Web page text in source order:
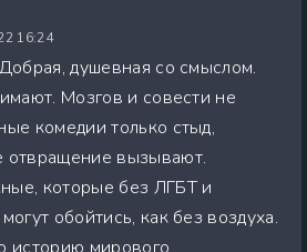
16:24
душевная со смыслом.
Мозгов и совести не
комедии только стыд,
отвращение вызывают.
которые без ЛГБТ и
обойтись, как без воздуха.